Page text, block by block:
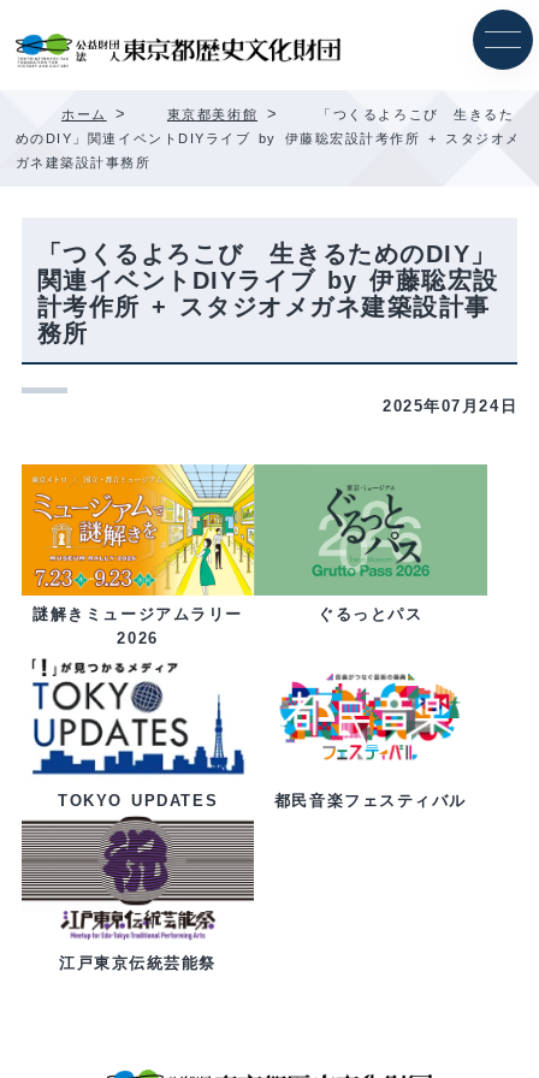
ホーム > 東京都美術館 >
「つくるよろこび 生きるた
めのDIY」関連イベントDIYライブ by 伊藤聡宏設計考作所 + スタジオメ
ガネ建築設計事務所
「つくるよろこび 生きるためのDIY」
関連イベントDIYライブ by 伊藤聡宏設
計考作所 + スタジオメガネ建築設計事
務所
2025年07月24日
謎解きミュージアムラリー
2026
ぐるっとパス
TOKYO UPDATES 都民音楽フェスティバル
江戸東京伝統芸能祭